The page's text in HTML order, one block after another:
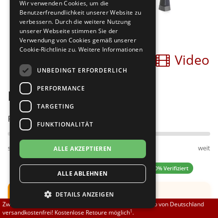
Brautschuhe
Sneaker
Übergrößen 43-44
Flexerinas
Merlet
Nueva Epoca
RayRose
Rummos
Rumpf
SoDanca
TopTanz
Bilder Video
Nueva Epoca Gracia
Passt am besten bei Fußweite:
schmal normal weit
5.00 (2 Bewertungen) ✓ 100% Verifiziert
Hinweis: Schuh fällt groß aus.
Empfehlung: Einehalbe UKNummer kleiner
Zwischen 70,00 EUR und 800,00 EUR liefern wir innerhalb von Deutschland
versandkostenfrei! Kostenlose Retoure möglich1.
Wir verwenden Cookies, um die
Benutzerfreundlichkeit unserer Website zu
verbessern. Durch die weitere Nutzung
unserer Webseite stimmen Sie der
Verwendung von Cookies gemäß unserer
Cookie-Richtlinie zu. Weitere Informationen
UNBEDINGT ERFORDERLICH
PERFORMANCE
TARGETING
FUNKTIONALITÄT
ALLE AKZEPTIEREN
ALLE ABLEHNEN
DETAILS ANZEIGEN